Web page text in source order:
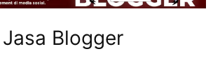
Jasa Blogger